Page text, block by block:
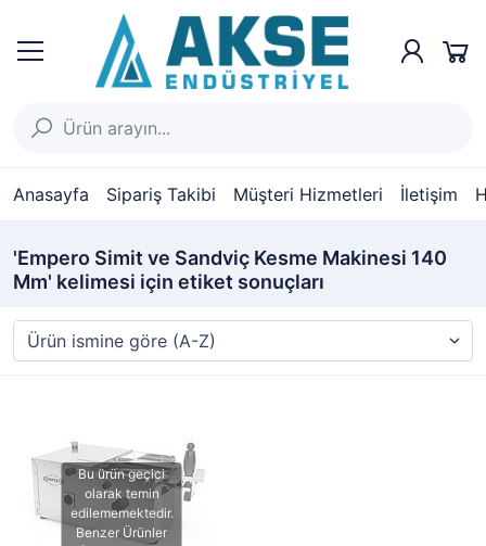
Anasayfa Sipariş Takibi Müşteri Hizmetleri İletişim
'Empero Simit ve Sandviç Kesme Makinesi 140
Mm' kelimesi için etiket sonuçları